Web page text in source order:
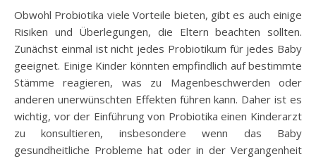
Obwohl Probiotika viele Vorteile bieten, gibt es auch einige
Risiken und Überlegungen, die Eltern beachten sollten.
Zunächst einmal ist nicht jedes Probiotikum für jedes Baby
geeignet. Einige Kinder könnten empfindlich auf bestimmte
Stämme reagieren, was zu Magenbeschwerden oder
anderen unerwünschten Effekten führen kann. Daher ist es
wichtig, vor der Einführung von Probiotika einen Kinderarzt
zu konsultieren, insbesondere wenn das Baby
gesundheitliche Probleme hat oder in der Vergangenheit